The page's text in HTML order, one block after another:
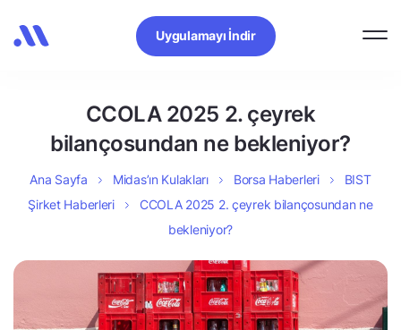
Uygulamayı İndir
CCOLA 2025 2. çeyrek
bilançosundan ne bekleniyor?
Ana Sayfa Midas’ın Kulakları Borsa Haberleri
BIST
Şirket Haberleri
CCOLA 2025 2. çeyrek bilançosundan ne
bekleniyor?